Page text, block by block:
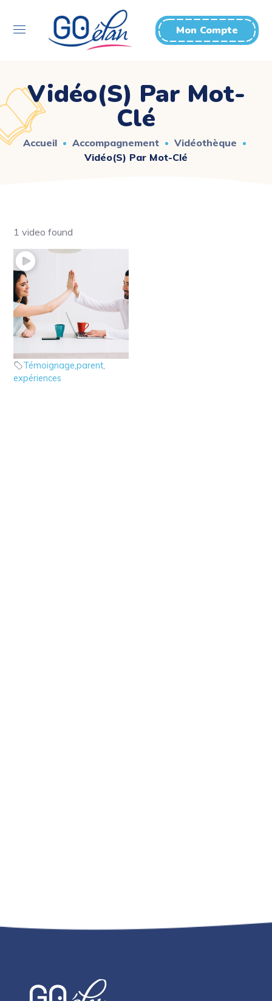
Mon Compte
Vidéo(s) Par Mot-
Clé
Accueil Accompagnement
Vidéothèque
Vidéo(s) Par Mot-Clé
1 video found
A quoi sert cette
catégorie?
Expérience de parents
Témoignage,parent,
expériences